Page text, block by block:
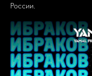
России.